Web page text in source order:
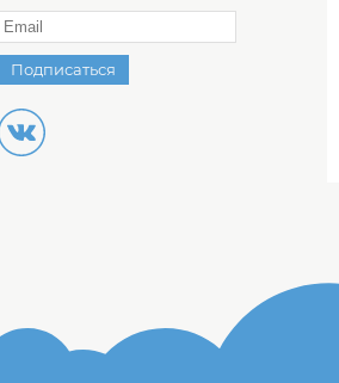
Подписаться